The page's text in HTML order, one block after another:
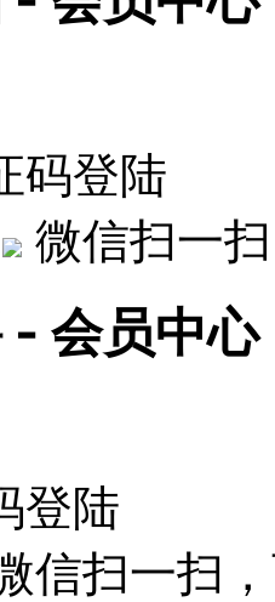
码登陆
微信扫一
- 会员中心
登陆
信扫一扫